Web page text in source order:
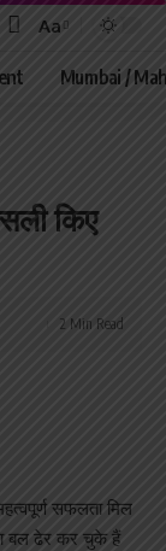
Font
Resizer
Aa
Mumbai /
किए
2 Min Read
सफलता मिल
बल ढेर कर चुके हैं